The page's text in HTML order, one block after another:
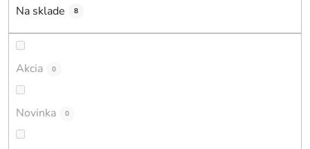
e
Na sklade 8
Akcia 0
Novinka 0